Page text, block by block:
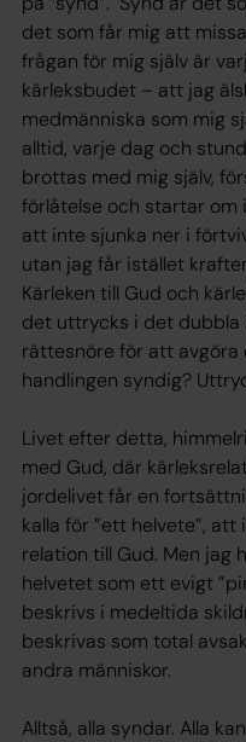
det som får mig att
frågan för mig själv är
kärleksbudet – att jag
medmänniska som mig
alltid, varje dag och
brottas med mig själv,
förlåtelse och startar om
att inte sjunka ner i
utan jag får istället
Kärleken till Gud och
det uttrycks i det
rättesnöre för att avgöra
handlingen syndig?
Livet efter detta,
med Gud, där
jordelivet får en
kalla för ”ett helvete”,
relation till Gud. Men jag
helvetet som ett evigt
beskrivs i medeltida
beskrivas som total
andra människor.
Alltså, alla syndar. Alla